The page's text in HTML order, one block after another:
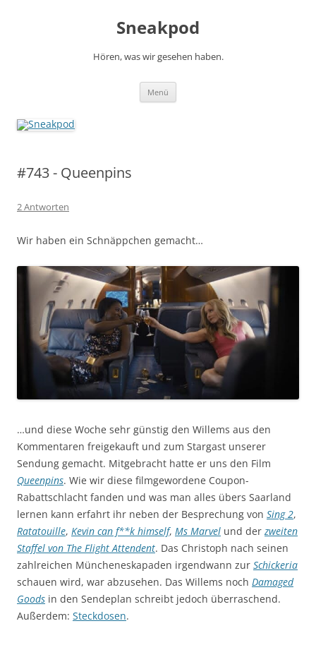
Sneakpod
Hören, was wir gesehen haben.
Menü
#743 - Queenpins
2 Antworten
Wir haben ein Schnäppchen gemacht…
…und diese Woche sehr günstig den Willems aus den
Kommentaren freigekauft und zum Stargast unserer
Sendung gemacht. Mitgebracht hatte er uns den Film
Queenpins. Wie wir diese filmgewordene Coupon-
Rabattschlacht fanden und was man alles übers Saarland
lernen kann erfahrt ihr neben der Besprechung von Sing 2,
Ratatouille, Kevin can f**k himself, Ms Marvel und derzweiten
Staffel von The Flight Attendent. Das Christoph nach seinen
zahlreichen Müncheneskapaden irgendwann zur Schickeria
schauen wird, war abzusehen. Das Willems noch Damaged
Goods in den Sendeplan schreibt jedoch überraschend.
Außerdem: Steckdosen.